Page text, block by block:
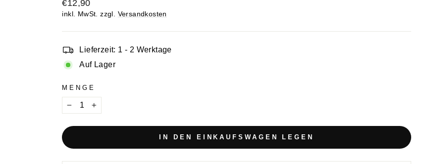
Preis
€12,90
inkl. MwSt. zzgl. Versandkosten
Lieferzeit: 1 - 2 Werktage
Auf Lager
MENGE
IN DEN EINKAUFSWAGEN LEGEN